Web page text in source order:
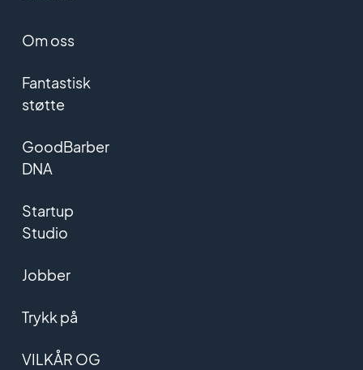
Om oss
Fantastisk
støtte
GoodBarber
DNA
Startup
Studio
Jobber
Trykk på
VILKÅR OG